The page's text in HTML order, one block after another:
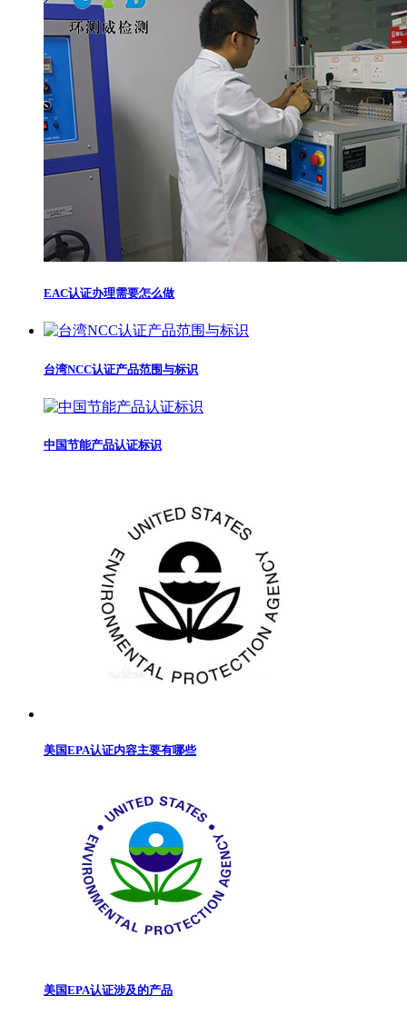
EAC认证办理需要怎么做
台湾NCC认证产品范围与标识
中国节能产品认证标识
美国EPA认证内容主要有哪些
美国EPA认证涉及的产品